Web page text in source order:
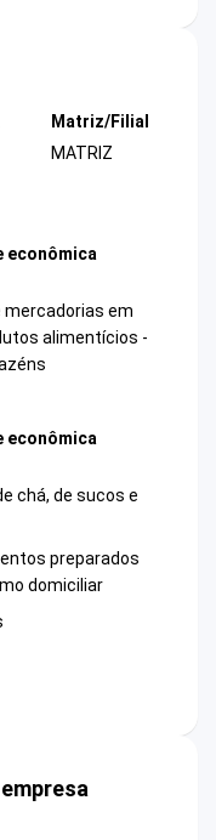
Matriz/Filial
MATRIZ
econômica
mercadorias em
alimentícios -
econômica
chá, de sucos e
preparados
domiciliar